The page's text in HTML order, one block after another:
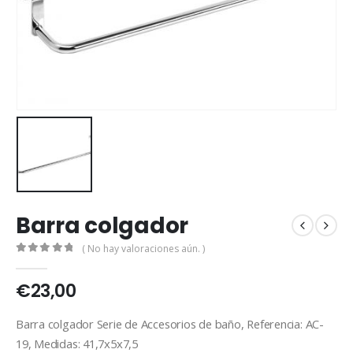
Barra colgador
( No hay valoraciones aún. )
€23,00
Barra colgador Serie de Accesorios de baño, Referencia: AC-
19, Medidas: 41,7x5x7,5